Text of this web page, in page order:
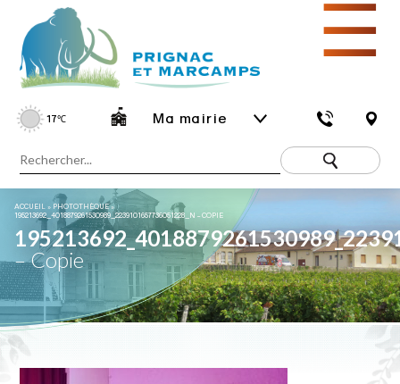
17℃ Ma mairie
☰
ACCUEIL » PHOTOTHÈQUE»
195213692_4018879261530989_2239101657736051228_N – COPIE
– Copie